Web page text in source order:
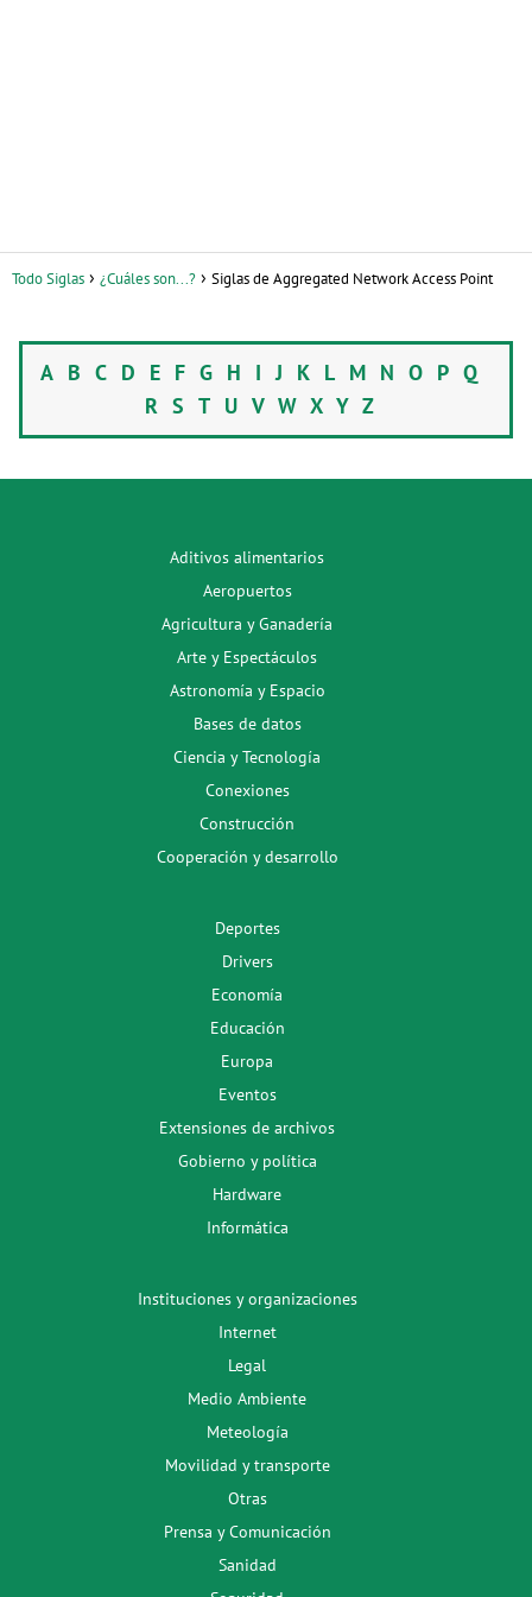
Todo Siglas ¿Cuáles son...? Siglas de Aggregated Network Access Point
A B C D E F G H IJ K L M N O P Q
R S T U V W X Y Z
Aditivos alimentarios
Aeropuertos
Agricultura y Ganadería
Arte y Espectáculos
Astronomía y Espacio
Bases de datos
Ciencia y Tecnología
Conexiones
Construcción
Cooperación y desarrollo
Deportes
Drivers
Economía
Educación
Europa
Eventos
Extensiones de archivos
Gobierno y política
Hardware
Informática
Instituciones y organizaciones
Internet
Legal
Medio Ambiente
Meteología
Movilidad y transporte
Otras
Prensa y Comunicación
Sanidad